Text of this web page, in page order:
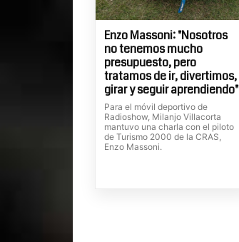
Enzo Massoni: "Nosotros
no tenemos mucho
presupuesto, pero
tratamos de ir, divertimos,
girar y seguir aprendiendo"
Para el móvil deportivo de
Radioshow, Milanjo Villacorta
mantuvo una charla con el piloto
de Turismo 2000 de la CRAS,
Enzo Massoni.